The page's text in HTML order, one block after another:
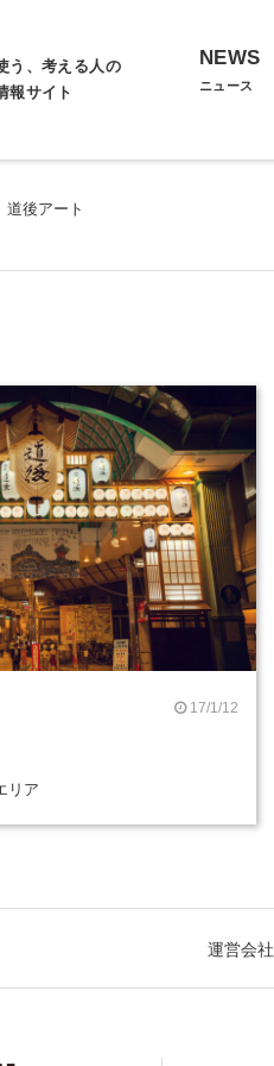
う、考える人の
報サイト
NEWS
ニュース
道後アート
17/1/12
リア
運営会社